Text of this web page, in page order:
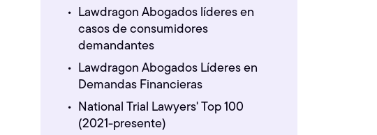
Lawdragon Abogados líderes en
casos de consumidores
demandantes
Lawdragon Abogados Líderes en
Demandas Financieras
National Trial Lawyers' Top 100
(2021-presente)